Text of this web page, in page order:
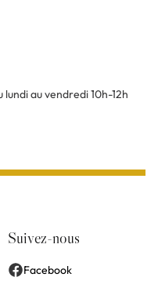
au vendredi 10h-12h
Suivez-nous
Facebook